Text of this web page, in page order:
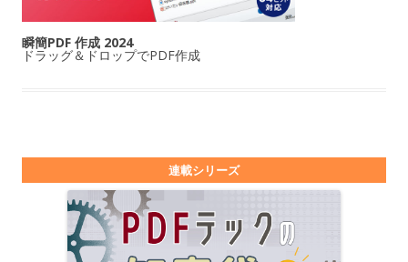
瞬簡PDF 作成 2024
ドラッグ＆ドロップでPDF作成
連載シリーズ